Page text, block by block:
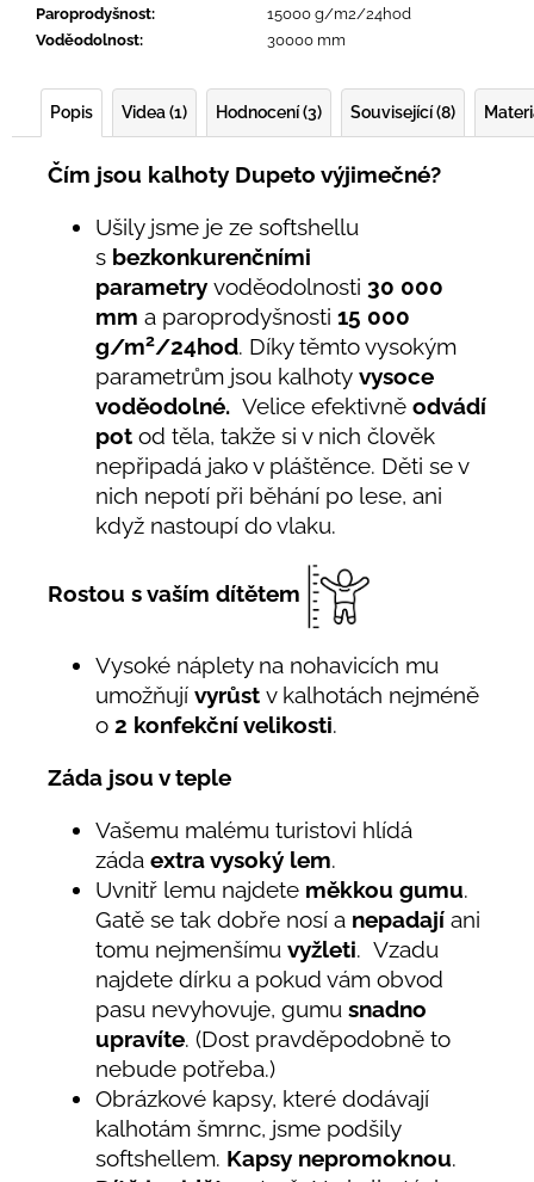
Paroprodyšnost:
15000 g/m2/24hod
Voděodolnost: 30000 mm
Popis Videa (1) Hodnocení (3) Související (8)
Čím jsou kalhoty Dupeto výjimečné?
Ušily jsme je ze softshellu
s bezkonkurenčními
parametry voděodolnosti 30 000
mm a paroprodyšnosti 15 000
g/m2/24hod. Díky těmto vysokým
parametrům jsou kalhoty vysoce
voděodolné. Velice efektivně odvádí
pot od těla, takže si v nich člověk
nepřipadá jako v pláštěnce. Děti se v
nich nepotí při běhání po lese, ani
když nastoupí do vlaku.
Rostou s vaším dítětem
Vysoké náplety na nohavicích mu
umožňují vyrůst v kalhotách nejméně
o 2 konfekční velikosti.
Záda jsou v teple
Vašemu malému turistovi hlídá
záda extra vysoký lem.
Uvnitř lemu najdete měkkou gumu.
Gatě se tak dobře nosí a nepadají ani
tomu nejmenšímu vyžleti. Vzadu
najdete dírku a pokud vám obvod
pasu nevyhovuje, gumu snadno
upravíte. (Dost pravděpodobně to
nebude potřeba.)
Obrázkové kapsy, které dodávají
kalhotám šmrnc, jsme podšily
softshellem. Kapsy nepromoknou.